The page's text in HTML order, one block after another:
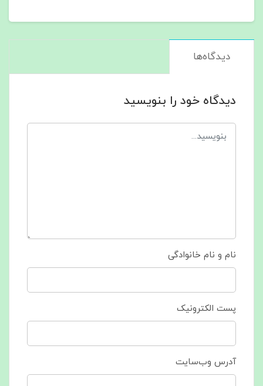
دیدگاه‌ها
دیدگاه خود را بنویسید
نام و نام خانوادگی
پست الکترونیک
آدرس وب‌سایت